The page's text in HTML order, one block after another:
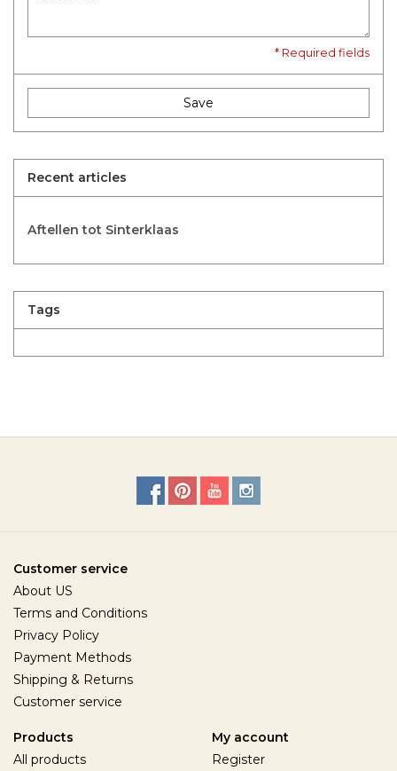
* Required fields
Save
Recent articles
Aftellen tot Sinterklaas
Tags
Customer service
About US
Terms and Conditions
Privacy Policy
Payment Methods
Shipping & Returns
Customer service
Products
All products
My account
Register